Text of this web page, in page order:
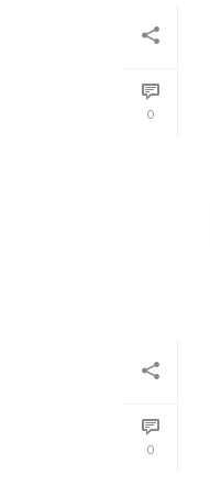
0
0